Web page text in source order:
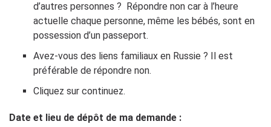
d’autres personnes ? Répondre non car à l’heure
actuelle chaque personne, même les bébés, sont en
possession d’un passeport.
Avez-vous des liens familiaux en Russie ? Il est
préférable de répondre non.
Cliquez sur continuez.
Date et lieu de dépôt de ma demande :